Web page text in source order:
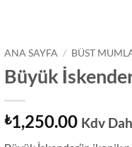
ANA SAYFA / BÜST
Büyük
₺1,250.00 Kdv